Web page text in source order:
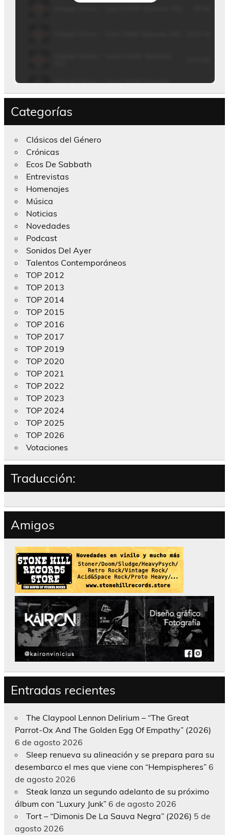
Categorías
Clásicos del Género
Crónicas
Ecos De Sabbath
Entrevistas
Homenajes
Música
Noticias
Novedades
Podcast
Sonidos Del Ayer
Talentos Contemporáneos
TOP 2012
TOP 2013
TOP 2014
TOP 2015
TOP 2016
TOP 2017
TOP 2019
TOP 2020
TOP 2021
TOP 2022
TOP 2023
TOP 2024
TOP 2025
TOP 2026
Votaciones
Traducción:
Amigos
Entradas recientes
The Claypool Lennon Delirium – “The Great
Parrot-Ox And The Golden Egg Of Empathy” (2026)
6 de agosto 2026
Sleep renueva su alineación y se prepara para su
desembarco el mes que viene con “Hempispheres” 6
de agosto 2026
Steak lanza un segundo adelanto de su próximo
álbum con “Luxury Junk” 6 de agosto 2026
Tort – “Dimonis De La Sauva Negra” (2026) 5 de
agosto 2026